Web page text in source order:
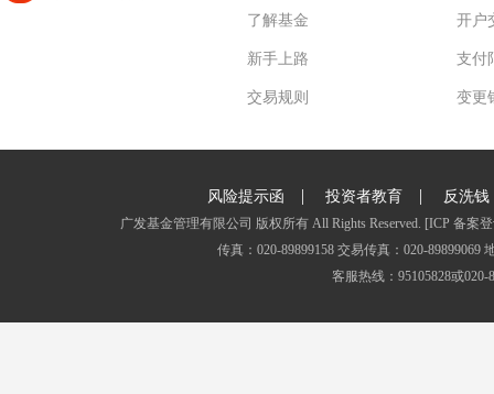
了解基金
新手上路
交易规则
开户
支付
变更
风险提示函 | 投资者教育 | 反洗钱
广发基金管理有限公司 版权所有 All Rights Reserved. [ICP 备案
传真：020-89899158 交易传真：020-
客服热线：95105828或020-